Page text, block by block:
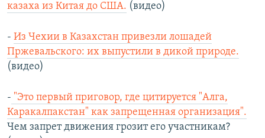
казаха из Китая до США. (видео)
- Из Чехии в Казахстан привезли лошадей
Пржевальского: их выпустили в дикой природе.
(видео)
- "Это первый приговор, где цитируется "Алга,
Каракалпакстан" как запрещенная организация".
Чем запрет движения грозит его участникам?